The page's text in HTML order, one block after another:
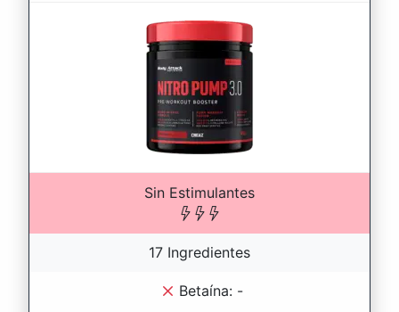
Sin Estimulantes
17 Ingredientes
Betaína: -